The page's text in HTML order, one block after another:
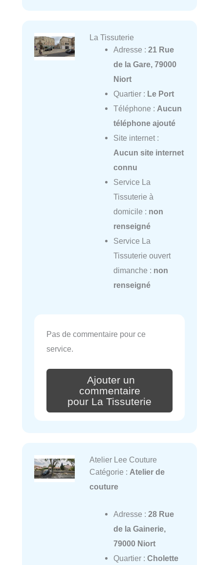
La Tissuterie
Adresse : 21 Rue
de la Gare, 79000
Niort
Quartier : Le Port
Téléphone : Aucun
téléphone ajouté
Site internet :
Aucun site internet
connu
Service La
Tissuterie à
domicile : non
renseigné
Service La
Tissuterie ouvert
dimanche : non
renseigné
Pas de commentaire pour ce
service.
Ajouter un
commentaire
pour La Tissuterie
Atelier Lee Couture
Catégorie : Atelier de
couture
Adresse : 28 Rue
de la Gainerie,
79000 Niort
Quartier : Cholette